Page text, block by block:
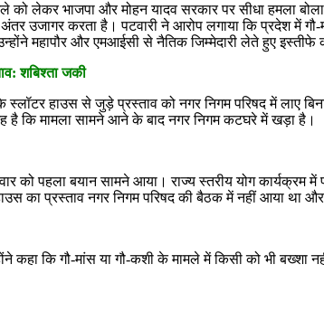
को लेकर भाजपा और मोहन यादव सरकार पर सीधा हमला
उजागर करता है। पटवारी ने आरोप लगाया कि प्रदेश में
महापौर और एमआईसी से नैतिक जिम्मेदारी लेते हुए इस्तीफे
शबिश्ता जकी
स्लॉटर हाउस से जुड़े प्रस्ताव को नगर निगम परिषद में लाए
है कि मामला सामने आने के बाद नगर निगम कटघरे में खड़ा है।
को पहला बयान सामने आया। राज्य स्तरीय योग कार्यक्रम
का प्रस्ताव नगर निगम परिषद की बैठक में नहीं आया था
कि गौ-मांस या गौ-कशी के मामले में किसी को भी बख्शा नहीं